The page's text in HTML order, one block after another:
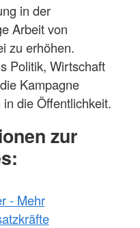
in der
Arbeit von
zu erhöhen.
Politik, Wirtschaft
Kampagne
die Öffentlichkeit.
zur
- Mehr